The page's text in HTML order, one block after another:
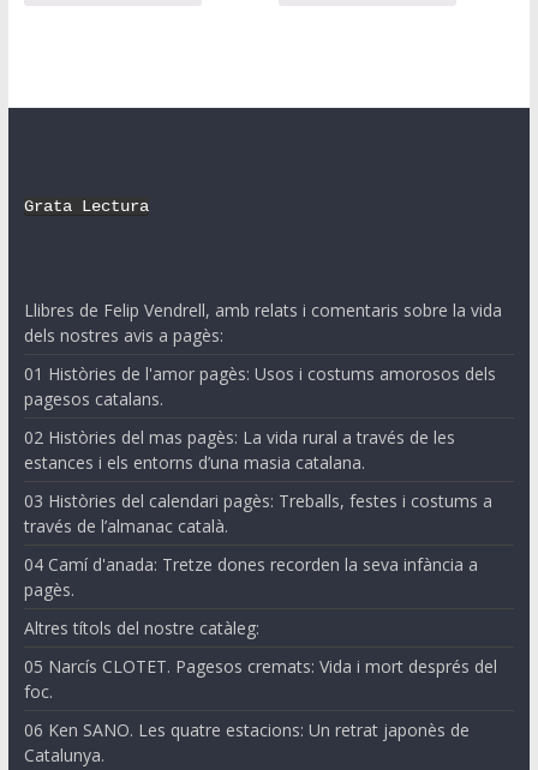
Grata Lectura
Llibres de Felip Vendrell, amb relats i comentaris sobre la vida
dels nostres avis a pagès:
01 Històries de l'amor pagès: Usos i costums amorosos dels
pagesos catalans.
02 Històries del mas pagès: La vida rural a través de les
estances i els entorns d’una masia catalana.
03 Històries del calendari pagès: Treballs, festes i costums a
través de l’almanac català.
04 Camí d'anada: Tretze dones recorden la seva infància a
pagès.
Altres títols del nostre catàleg:
05 Narcís CLOTET. Pagesos cremats: Vida i mort després del
foc.
06 Ken SANO. Les quatre estacions: Un retrat japonès de
Catalunya.